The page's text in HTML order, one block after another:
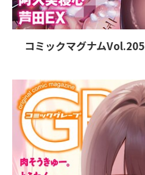
コミックマグナムVol.205